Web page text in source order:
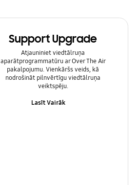
Support Upgrade
Atjauniniet viedtālruņa
aparātprogrammatūru ar Over The Air
pakalpojumu. Vienkāršs veids, kā
nodrošināt pilnvērtīgu viedtālruņa
veiktspēju.
Lasīt Vairāk